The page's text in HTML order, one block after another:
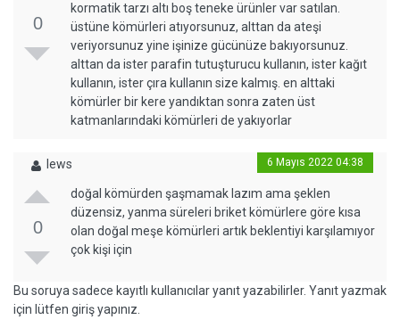
0
kormatik tarzı altı boş teneke ürünler var satılan.
üstüne kömürleri atıyorsunuz, alttan da ateşi
veriyorsunuz yine işinize gücünüze bakıyorsunuz.
alttan da ister parafin tutuşturucu kullanın, ister kağıt
kullanın, ister çıra kullanın size kalmış. en alttaki
kömürler bir kere yandıktan sonra zaten üst
katmanlarındaki kömürleri de yakıyorlar
lews 6 Mayıs 2022 04:38
0
doğal kömürden şaşmamak lazım ama şeklen
düzensiz, yanma süreleri briket kömürlere göre kısa
olan doğal meşe kömürleri artık beklentiyi karşılamıyor
çok kişi için
Bu soruya sadece kayıtlı kullanıcılar yanıt yazabilirler. Yanıt yazmak
için lütfen giriş yapınız.